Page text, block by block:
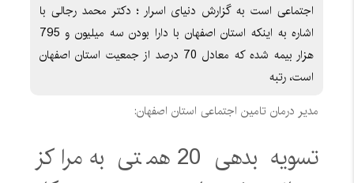
اجتماعی است به گزارش دنیای اسرار ؛ دکتر محمد رجالی با
اشاره به اینکه استان اصفهان با دارا بودن سه میلیون و 795
هزار بیمه شده که معادل 70 درصد از جمعیت استان اصفهان
است، رتبه
مدیر درمان تامین اجتماعی استان اصفهان:
تسویه بدهی 20 همتی به مراکز